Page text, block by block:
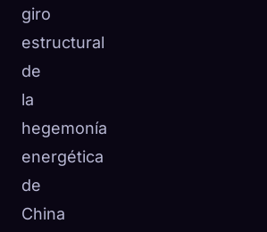
giro
estructural
de
la
hegemonía
energética
de
China